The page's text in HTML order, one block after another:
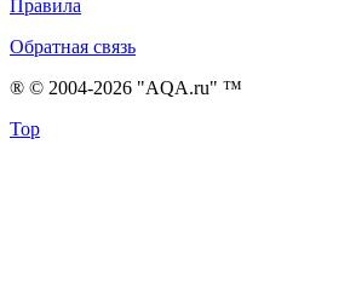
Правила
Обратная связь
® © 2004-2026 "AQA.ru" ™
Top